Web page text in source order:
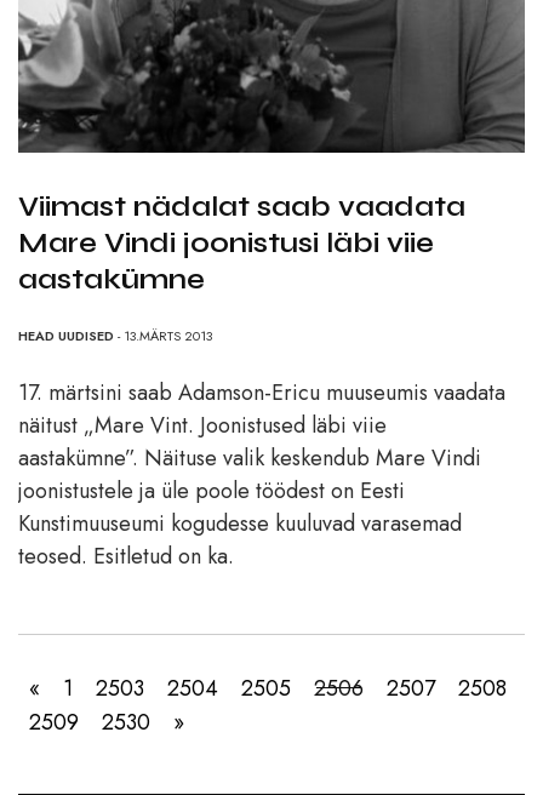
Viimast nädalat saab vaadata
Mare Vindi joonistusi läbi viie
aastakümne
HEAD UUDISED - 13.MÄRTS 2013
17. märtsini saab Adamson-Ericu muuseumis vaadata
näitust „Mare Vint. Joonistused läbi viie
aastakümne”. Näituse valik keskendub Mare Vindi
joonistustele ja üle poole töödest on Eesti
Kunstimuuseumi kogudesse kuuluvad varasemad
teosed. Esitletud on ka.
« 1 2503 2504 2505 2506 2507
2508
2509
2530 »